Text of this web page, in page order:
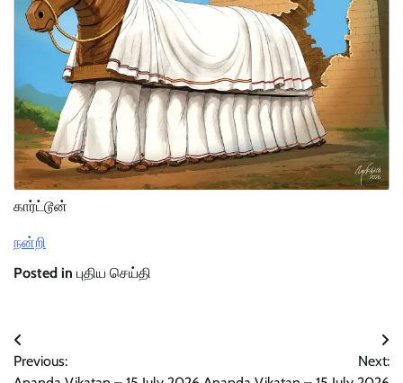
கார்ட்டூன்
நன்றி
Posted in புதிய செய்தி
Post
navigation
Previous:
Next: